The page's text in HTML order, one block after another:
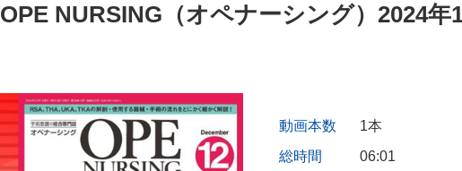
OPE NURSING（オペナーシング）2024年
動画本数
1本
総時間
06:01